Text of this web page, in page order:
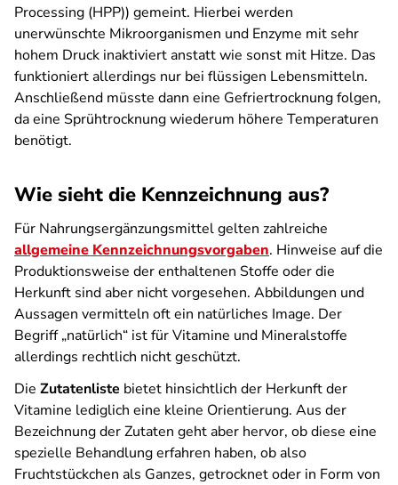
Processing (HPP)) gemeint. Hierbei werden
unerwünschte Mikroorganismen und Enzyme mit sehr
hohem Druck inaktiviert anstatt wie sonst mit Hitze. Das
funktioniert allerdings nur bei flüssigen Lebensmitteln.
Anschließend müsste dann eine Gefriertrocknung folgen,
da eine Sprühtrocknung wiederum höhere Temperaturen
benötigt.
Wie sieht die Kennzeichnung aus?
Für Nahrungsergänzungsmittel gelten zahlreiche
allgemeine Kennzeichnungsvorgaben. Hinweise auf die
Produktionsweise der enthaltenen Stoffe oder die
Herkunft sind aber nicht vorgesehen. Abbildungen und
Aussagen vermitteln oft ein natürliches Image. Der
Begriff „natürlich“ ist für Vitamine und Mineralstoffe
allerdings rechtlich nicht geschützt.
Die Zutatenliste bietet hinsichtlich der Herkunft der
Vitamine lediglich eine kleine Orientierung. Aus der
Bezeichnung der Zutaten geht aber hervor, ob diese eine
spezielle Behandlung erfahren haben, ob also
Fruchtstückchen als Ganzes, getrocknet oder in Form von